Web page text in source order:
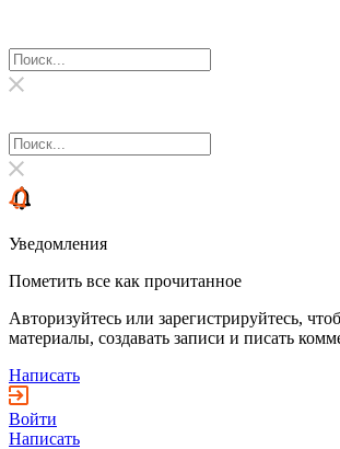
Уведомления
Пометить все как прочитанное
Авторизуйтесь или зарегистрируйтесь,
материалы, создавать записи и писать
Написать
Войти
Написать